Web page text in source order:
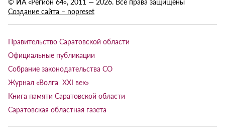
Создание сайта – nopreset
Правительство Саратовской области
Официальные публикации
Собрание законодательства СО
Журнал «Волга XXI век»
Книга памяти Саратовской области
Саратовская областная газета